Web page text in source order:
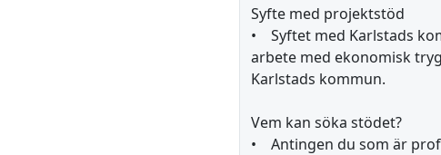
Syfte med projektstöd
• Syftet med Karlstads
arbete med ekonomisk
Karlstads kommun.
Vem kan söka stödet?
• Antingen du som är